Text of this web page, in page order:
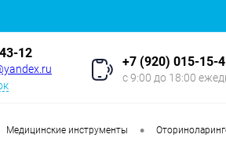
12
+7 (920) 015-15-
с 9:00 до 18:00
Медицинские инструменты •